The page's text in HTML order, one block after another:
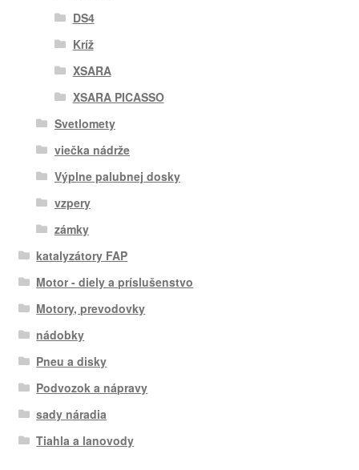
DS4
Kríž
XSARA
XSARA PICASSO
Svetlomety
viečka nádrže
Výplne palubnej dosky
vzpery
zámky
katalyzátory FAP
Motor - diely a príslušenstvo
Motory, prevodovky
nádobky
Pneu a disky
Podvozok a nápravy
sady náradia
Tiahla a lanovody